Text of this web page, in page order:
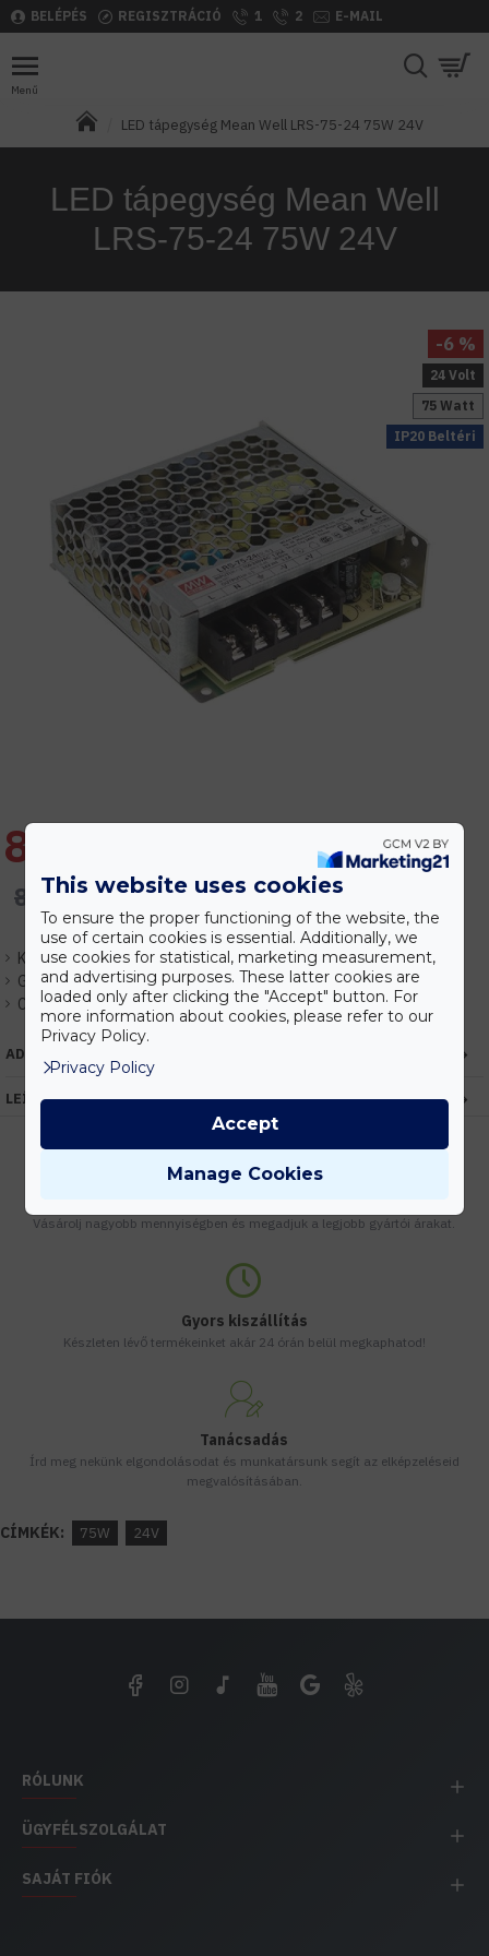
BELÉPÉS REGISZTRÁCIÓ 1 2 E-MAIL
LED tápegység Mean Well LRS-75-24 75W 24V
LED tápegység Mean Well
LRS-75-24 75W 24V
IP20 Beltéri
24 Volt
75 Watt
-6 %
Készlet: Raktáron
Gyártó: Mean Well
Cikkszám:EHMWLRS-75-24
8.411 Ft
8.971 Ft
ADATOK
LEÍRÁS
Vásárolj nagyobb mennyiségben és megadjuk a legjobb gyártói árakat.
Gyors kiszállítás
Készleten lévő termékeinket akár 24 órán belül megkaphatod!
Tanácsadás
Írd meg nekünk elgondolásodat és munkatársunk segít az elképzeléseid
megvalósításában.
CÍMKÉK: 75W 24V
RÓLUNK
ÜGYFÉLSZOLGÁLAT
SAJÁT FIÓK
This website uses cookies
To ensure the proper functioning of the website, the
use of certain cookies is essential. Additionally, we
use cookies for statistical, marketing measurement,
and advertising purposes. These latter cookies are
loaded only after clicking the "Accept" button. For
more information about cookies, please refer to our
Privacy Policy.
Privacy Policy
Manage Cookies
Accept